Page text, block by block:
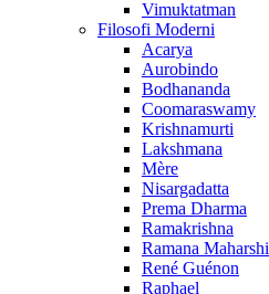
Vimuktatman
Filosofi Moderni
Acarya
Aurobindo
Bodhananda
Coomaraswamy
Krishnamurti
Lakshmana
Mère
Nisargadatta
Prema Dharma
Ramakrishna
Ramana Maharshi
René Guénon
Raphael